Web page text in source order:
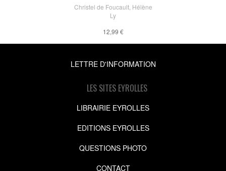
Christel de Foucault, Hélène
Ly
12,99 €
LETTRE D'INFORMATION
LES SITES EYROLLES
LIBRAIRIE EYROLLES
EDITIONS EYROLLES
QUESTIONS PHOTO
CONTACT